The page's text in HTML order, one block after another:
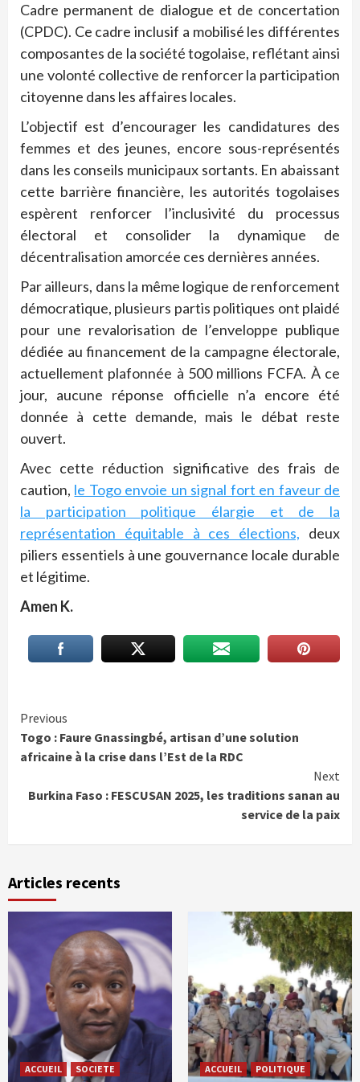
Cadre permanent de dialogue et de concertation
(CPDC). Ce cadre inclusif a mobilisé les différentes
composantes de la société togolaise, reflétant ainsi
une volonté collective de renforcer la participation
citoyenne dans les affaires locales.
L’objectif est d’encourager les candidatures des
femmes et des jeunes, encore sous-représentés
dans les conseils municipaux sortants. En abaissant
cette barrière financière, les autorités togolaises
espèrent renforcer l’inclusivité du processus
électoral et consolider la dynamique de
décentralisation amorcée ces dernières années.
Par ailleurs, dans la même logique de renforcement
démocratique, plusieurs partis politiques ont plaidé
pour une revalorisation de l’enveloppe publique
dédiée au financement de la campagne électorale,
actuellement plafonnée à 500 millions FCFA. À ce
jour, aucune réponse officielle n’a encore été
donnée à cette demande, mais le débat reste
ouvert.
Avec cette réduction significative des frais de
caution, le Togo envoie un signal fort en faveur de
la participation politique élargie et de la
représentation équitable à ces élections, deux
piliers essentiels à une gouvernance locale durable
et légitime.
Amen K.
Continue
Reading
Previous
Togo : Faure Gnassingbé, artisan d’une solution
africaine à la crise dans l’Est de la RDC
Next
Burkina Faso : FESCUSAN 2025, les traditions sanan au
service de la paix
Articles recents
ACCUEIL SOCIETE ACCUEIL POLITIQUE